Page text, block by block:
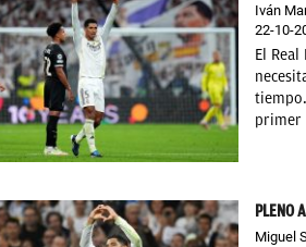
Iván
22-10-
El
primer
PLENO
Miguel